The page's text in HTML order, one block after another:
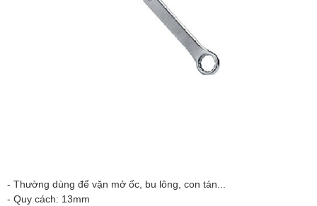
- Thường dùng để vặn mở ốc, bu lông, con tán...
- Quy cách: 13mm